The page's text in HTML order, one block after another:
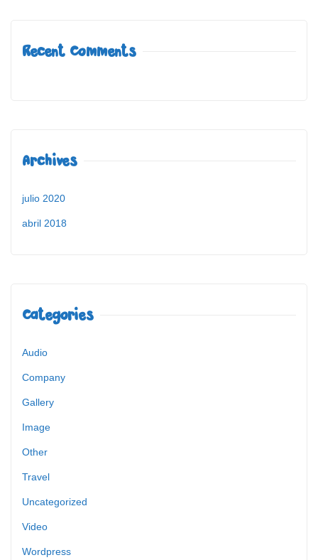
Recent Comments
Archives
julio 2020
abril 2018
Categories
Audio
Company
Gallery
Image
Other
Travel
Uncategorized
Video
Wordpress